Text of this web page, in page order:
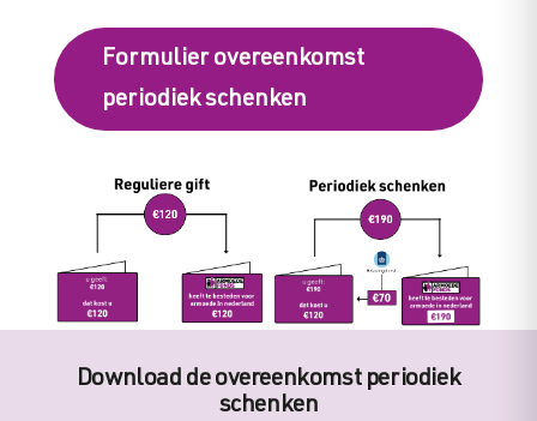
Formulier overeenkomst
periodiek schenken
Download de overeenkomst periodiek
schenken